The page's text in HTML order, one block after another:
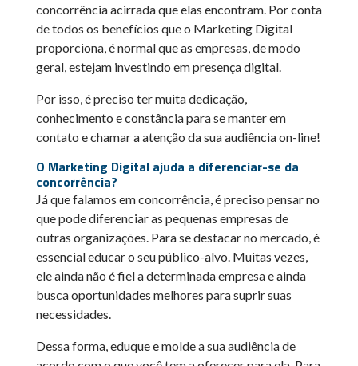
concorrência acirrada que elas encontram. Por conta
de todos os benefícios que o Marketing Digital
proporciona, é normal que as empresas, de modo
geral, estejam investindo em presença digital.
Por isso, é preciso ter muita dedicação,
conhecimento e constância para se manter em
contato e chamar a atenção da sua audiência on-line!
O Marketing Digital ajuda a diferenciar-se da
concorrência?
Já que falamos em concorrência, é preciso pensar no
que pode diferenciar as pequenas empresas de
outras organizações. Para se destacar no mercado, é
essencial educar o seu público-alvo. Muitas vezes,
ele ainda não é fiel a determinada empresa e ainda
busca oportunidades melhores para suprir suas
necessidades.
Dessa forma, eduque e molde a sua audiência de